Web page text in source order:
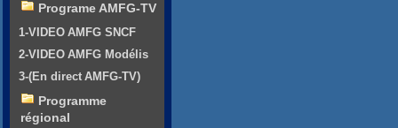
Programe AMFG-TV
1-VIDEO AMFG SNCF
2-VIDEO AMFG Modélis
3-(En direct AMFG-TV)
Programme
régional